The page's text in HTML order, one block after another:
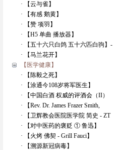
· 【云与雀】
· 【有感 鹅黄】
· 【赞 项羽】
· 【H5 单曲 播放器】
· 【五十六只白鸽 五十六匹白驹】-
· 【马兰花开】
【医学健康】
· 【陈毅之死】
· 【涂通今108岁将军医生】
· 【中国白酒 权威的评酒会（II）
· 【Rev. Dr. James Frazer Smith,
· 【卫辉教会医院医学院 简史 - ZT
· 【对中医药的褒贬 ① 鲁迅】
· 【火烤 佛契 - Grill Fauci】
· 【溯源新冠病毒】